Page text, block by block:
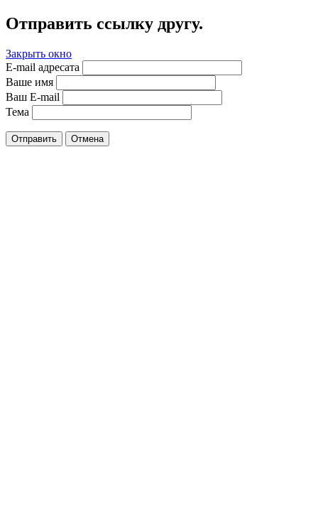
Отправить ссылку другу.
Закрыть окно
E-mail адресата
Ваше имя
Ваш E-mail
Тема
Отправить Отмена